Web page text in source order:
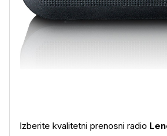
Izberite kvalitetni prenosni radio